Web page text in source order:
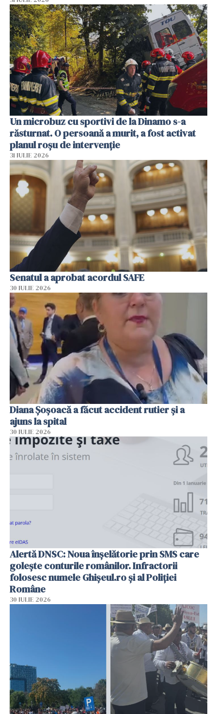
Un microbuz cu sportivi de la Dinamo s-a
răsturnat. O persoană a murit, a fost activat
planul roșu de intervenție
31 IULIE 2026
Senatul a aprobat acordul SAFE
30 IULIE 2026
Diana Șoșoacă a făcut accident rutier și a
ajuns la spital
30 IULIE 2026
Alertă DNSC: Noua înșelătorie prin SMS care
golește conturile românilor. Infractorii
folosesc numele Ghișeul.ro și al Poliției
Române
30 IULIE 2026